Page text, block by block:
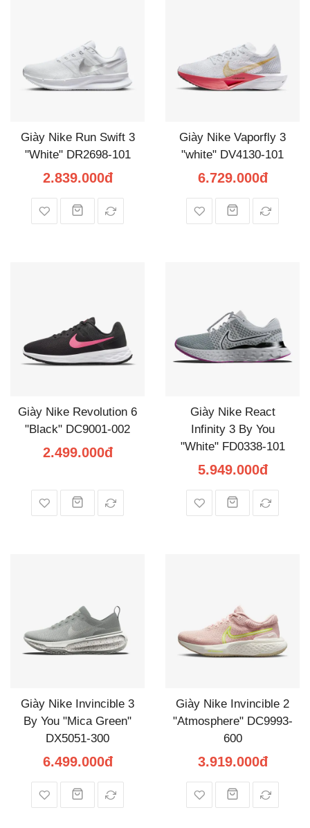
Giày Nike Run Swift 3
"White" DR2698-101
2.839.000đ
Giày Nike Vaporfly 3
"white" DV4130-101
6.729.000đ
Giày Nike Revolution 6
"Black" DC9001-002
2.499.000đ
Giày Nike React
Infinity 3 By You
"White" FD0338-101
5.949.000đ
Giày Nike Invincible 3
By You "Mica Green"
DX5051-300
6.499.000đ
Giày Nike Invincible 2
"Atmosphere" DC9993-
600
3.919.000đ